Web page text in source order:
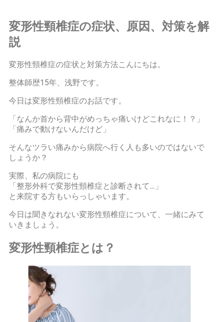
変形性頸椎症の症状、原因、対策を解
説
変形性頸椎症の症状と対策方法こんにちは。
整体師歴15年、浅野です。
今日は変形性頸椎症のお話です。
「なんか首から背中がめっちゃ痛いけどこれなに！？」
「痛みで動けないんだけど」
そんなツラい痛みから病院へ行く人も多いのではないで
しょうか？
実際、私の病院にも
「整形外科で変形性頸椎症と診断されて…」
と来院する方もいらっしゃいます。
今日は聞きなれない変形性頸椎症について、一緒にみて
いきましょう。
変形性頸椎症とは？